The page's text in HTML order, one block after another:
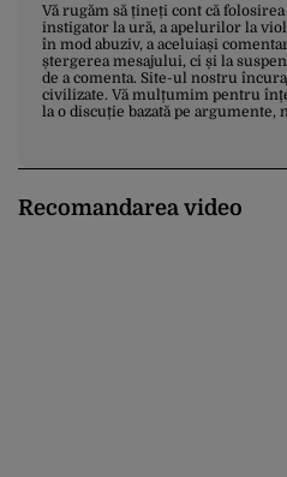
Vă rugăm să țineți cont că
instigator la ură, a apelurilor la
în mod abuziv, a aceluiași
ștergerea mesajului, ci și la
de a comenta. Site-ul nostru
civilizate. Vă mulțumim pentru
la o discuție bazată pe argumente,
Recomandarea video